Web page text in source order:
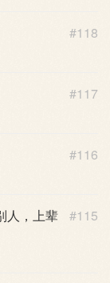
#118
#117
#116
#115
人，上辈